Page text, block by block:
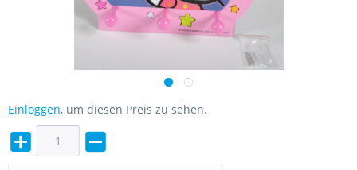
Einloggen, um diesen Preis zu sehen.